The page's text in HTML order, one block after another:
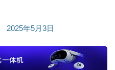
2025年5月3日